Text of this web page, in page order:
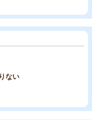
ない